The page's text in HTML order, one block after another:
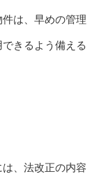
は、早めの管理
きるよう備える
、法改正の内容